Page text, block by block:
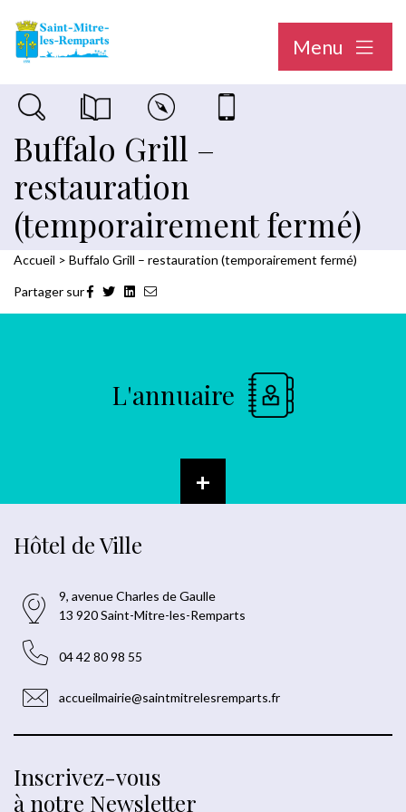
Menu
Recherche sur le siteMagazine municipal "Le Saint-Mitréen"
Carte interactiveNous contacter
Buffalo Grill –
restauration
(temporairement fermé)
Accueil > Buffalo Grill – restauration (temporairement fermé)
Partager sur
L'annuaire
+
Hôtel de Ville
9, avenue Charles de Gaulle
13 920 Saint-Mitre-les-Remparts
04 42 80 98 55
accueilmairie@saintmitrelesremparts.fr
Inscrivez-vous
à notre Newsletter